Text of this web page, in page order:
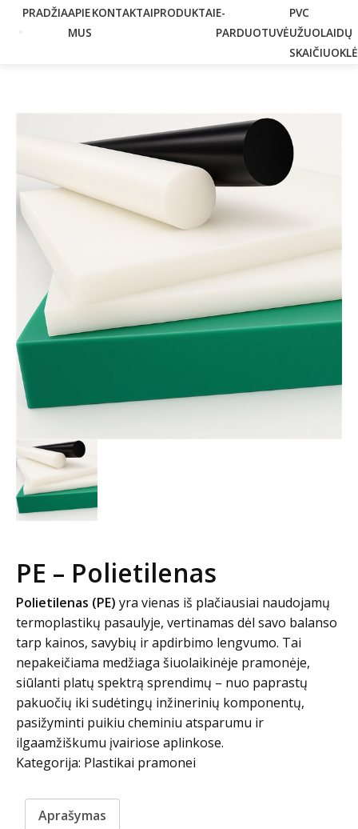
PRADŽIAAPIE
MUS
KONTAKTAIPRODUKTAIE-
PARDUOTUVĖ
PVC
UŽUOLAIDŲ
SKAIČIUOKLĖ
PE – Polietilenas
Polietilenas (PE) yra vienas iš plačiausiai naudojamų
termoplastikų pasaulyje, vertinamas dėl savo balanso
tarp kainos, savybių ir apdirbimo lengvumo. Tai
nepakeičiama medžiaga šiuolaikinėje pramonėje,
siūlanti platų spektrą sprendimų – nuo paprastų
pakuočių iki sudėtingų inžinerinių komponentų,
pasižyminti puikiu cheminiu atsparumu ir
ilgaamžiškumu įvairiose aplinkose.
Kategorija: Plastikai pramonei
Aprašymas